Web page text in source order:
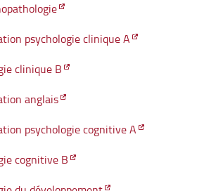
psychologie clinique A
clinique B
anglais
psychologie cognitive A
cognitive B